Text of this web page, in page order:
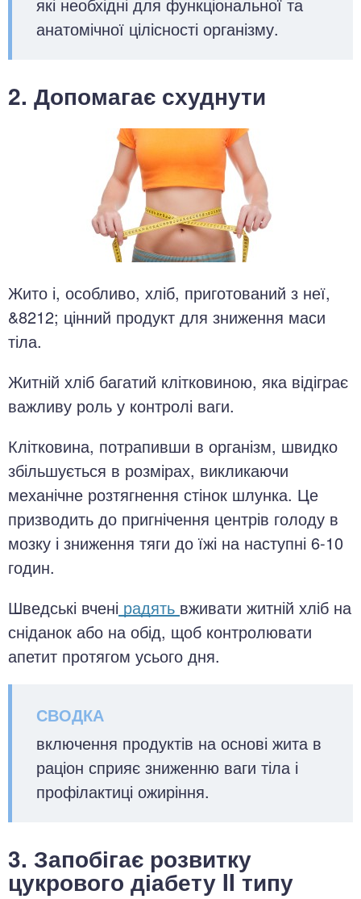
анатомічної цілісності організму.
2. Допомагає схуднути
Жито і, особливо, хліб, приготований з неї,
&8212; цінний продукт для зниження маси
тіла.
Житній хліб багатий клітковиною, яка відіграє
важливу роль у контролі ваги.
Клітковина, потрапивши в організм, швидко
збільшується в розмірах, викликаючи
механічне розтягнення стінок шлунка. Це
призводить до пригнічення центрів голоду в
мозку і зниження тяги до їжі на наступні 6-10
годин.
Шведські вчені радять вживати житній хліб на
сніданок або на обід, щоб контролювати
апетит протягом усього дня.
включення продуктів на основі жита в
раціон сприяє зниженню ваги тіла і
профілактиці ожиріння.
3. Запобігає розвитку
цукрового діабету II типу